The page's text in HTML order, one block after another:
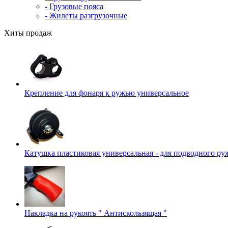
- Грузовые пояса
- Жилеты разгрузочные
Хиты продаж
Крепление для фонаря к ружью универсальное
Катушка пластиковая универсальная - для подводного
Накладка на рукоять " Антискользящая "